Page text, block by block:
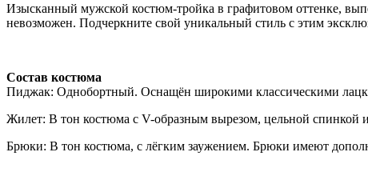
Изысканный мужской костюм-тройка в графитовом оттенке,
невозможен. Подчеркните свой уникальный стиль с этим
Состав костюма
Пиджак: Однобортный. Оснащён широкими классическими
Жилет: В тон костюма с V-образным вырезом, цельной спинкой
Брюки: В тон костюма, с лёгким заужением. Брюки имеют